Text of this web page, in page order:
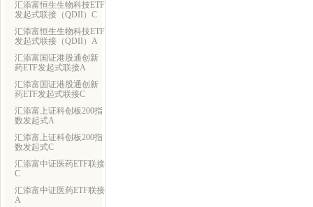
汇添富恒生生物科技ETF
发起式联接（QDII）C
汇添富恒生生物科技ETF
发起式联接（QDII）A
汇添富国证港股通创新
药ETF发起式联接A
汇添富国证港股通创新
药ETF发起式联接C
汇添富上证科创板200指
数发起式A
汇添富上证科创板200指
数发起式C
汇添富中证医药ETF联接
C
汇添富中证医药ETF联接
A